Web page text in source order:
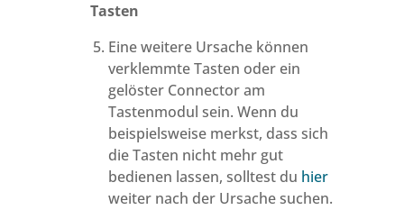
Tasten
Eine weitere Ursache können
verklemmte Tasten oder ein
gelöster Connector am
Tastenmodul sein. Wenn du
beispielsweise merkst, dass sich
die Tasten nicht mehr gut
bedienen lassen, solltest du hier
weiter nach der Ursache suchen.